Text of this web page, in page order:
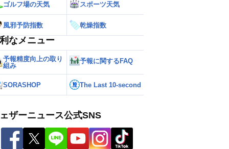
ゴルフ場の天気 スポーツ天気
風邪予防指数 乾燥指数
なメニュー
予報精度向上の取り
組み
予報に関するFAQ
SORASHOP The Last 10-second
ザーニュース公式SNS